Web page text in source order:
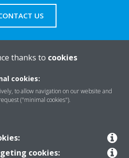
US
thanks to cookies
cookies:
to allow navigation on our website and
("minimal cookies").
cookies: